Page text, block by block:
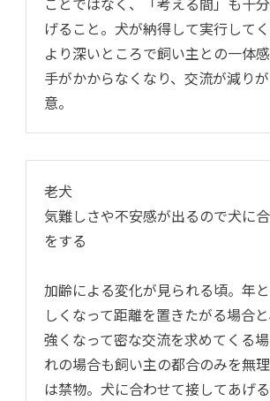
げること。犬が納得して実行してく
より深いところで飼い主との一体感
手がかからなくなり、交流が減り
意。
老犬
気難しさや不安感が出るので犬に
をする
加齢による変化が見られる頃。年
しくなって距離を置きたがる場合
強くなって密な交流を求めてくる
れの場合も飼い主の都合のみを無
は禁物。犬に合わせて接してあげ